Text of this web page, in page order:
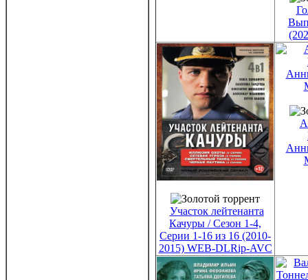
Участок лейтенанта
Качуры / Сезон 1-4,
Серии 1-16 из 16 (2010-
2015) WEB-DLRip-AVC